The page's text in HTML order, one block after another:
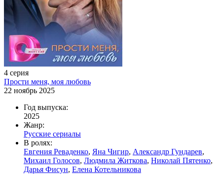
4 серия
Прости меня, моя любовь
22 ноябрь 2025
Год выпуска:
2025
Жанр:
Русские сериалы
В ролях:
Евгения Реваденко, Яна Чигир, Александр Гундарев,
Михаил Голосов, Людмила Житкова, Николай Пятенко,
Дарья Фисун, Елена Котельникова